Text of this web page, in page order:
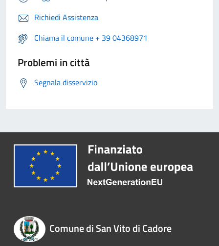
Richiedi Assistenza
Chiama il comune + 39 04368971
Problemi in città
Segnala disservizio
Comune di San Vito di Cadore